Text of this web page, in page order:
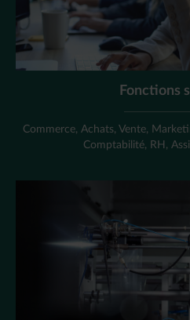
Fonctions
Commerce, Achats, Vente,
Comptabilité, RH,